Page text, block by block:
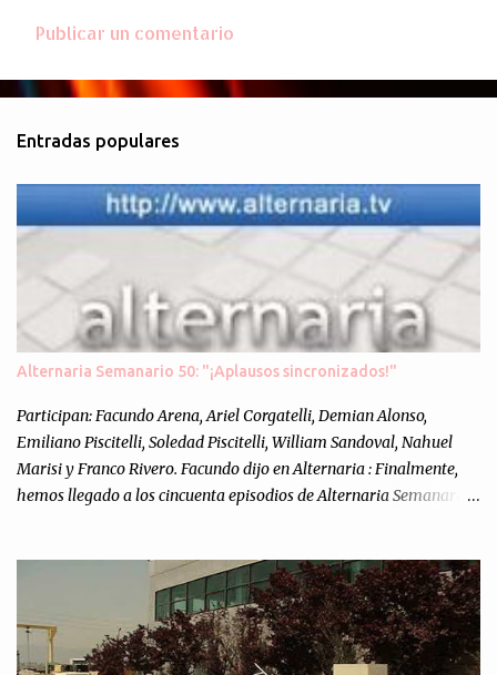
Publicar un comentario
Entradas populares
Alternaria Semanario 50: "¡Aplausos sincronizados!"
Participan: Facundo Arena, Ariel Corgatelli, Demian Alonso,
Emiliano Piscitelli, Soledad Piscitelli, William Sandoval, Nahuel
Marisi y Franco Rivero. Facundo dijo en Alternaria : Finalmente,
hemos llegado a los cincuenta episodios de Alternaria Semanario.
nuestra propia óptica: un punto de vista independiente e
informal.Para festejarlo, se nos ocurrió que estemos todos juntos; y
cuando digo "todos" me refiero a toda la gente que alguna vez
participó en el semanario como panelista, y a ustedes. Por eso se